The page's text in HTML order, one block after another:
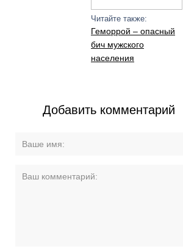
Читайте также:
Геморрой – опасный
бич мужского
населения
Добавить комментарий